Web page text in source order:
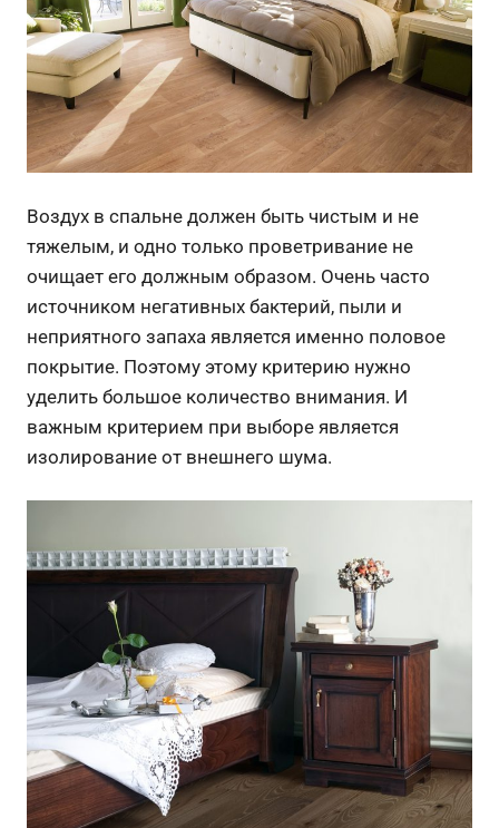
Воздух в спальне должен быть чистым и не
тяжелым, и одно только проветривание не
очищает его должным образом. Очень часто
источником негативных бактерий, пыли и
неприятного запаха является именно половое
покрытие. Поэтому этому критерию нужно
уделить большое количество внимания. И
важным критерием при выборе является
изолирование от внешнего шума.